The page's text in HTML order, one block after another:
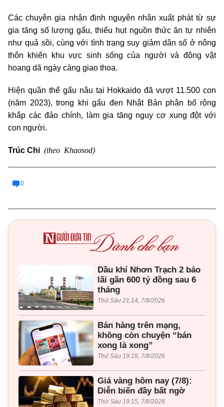
Các chuyên gia nhận định nguyên nhân xuất phát từ sự
gia tăng số lượng gấu, thiếu hụt nguồn thức ăn tự nhiên
như quả sồi, cùng với tình trạng suy giảm dân số ở nông
thôn khiến khu vực sinh sống của người và động vật
hoang dã ngày càng giao thoa.
Hiện quần thể gấu nâu tại Hokkaido đã vượt 11.500 con
(năm 2023), trong khi gấu đen Nhật Bản phân bố rộng
khắp các đảo chính, làm gia tăng nguy cơ xung đột với
con người.
Trúc Chi (theo Khaosod)
0
Dầu khí Nhơn Trạch 2 báo
lãi gần 600 tỷ đồng sau 6
tháng
Thứ Sáu 21:14, 7/8/2026
Bán hàng trên mạng,
không còn chuyện “bán
xong là xong”
Thứ Sáu 19:18, 7/8/2026
Giá vàng hôm nay (7/8):
Diễn biến đầy bất ngờ
Thứ Sáu 19:15, 7/8/2026